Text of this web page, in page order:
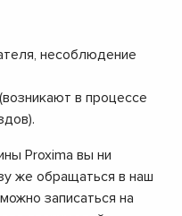
несоблюдение
в процессе
Proxima вы ни
же обращаться в наш
записаться на